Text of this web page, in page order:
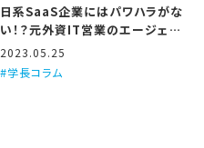
日系SaaS企業にはパワハラがな
い！？元外資IT営業のエージェン
トが3つの理由を解説するで！
2023.05.25
学長コラム